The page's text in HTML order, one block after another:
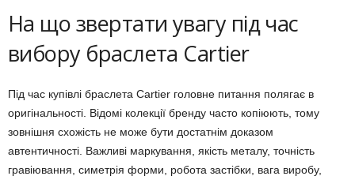
На що звертати увагу під час
вибору браслета Cartier
Під час купівлі браслета Cartier головне питання полягає в
оригінальності. Відомі колекції бренду часто копіюють, тому
зовнішня схожість не може бути достатнім доказом
автентичності. Важливі маркування, якість металу, точність
гравіювання, симетрія форми, робота застібки, вага виробу,